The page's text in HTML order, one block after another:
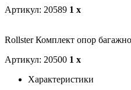
Артикул: 20589 1 x
Rollster Комплект опор
Артикул: 20500 1 x
Характеристики